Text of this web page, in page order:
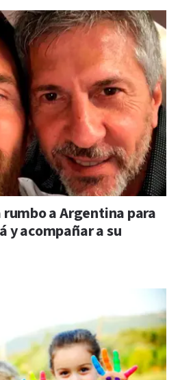
a Argentina para
y acompañar a su